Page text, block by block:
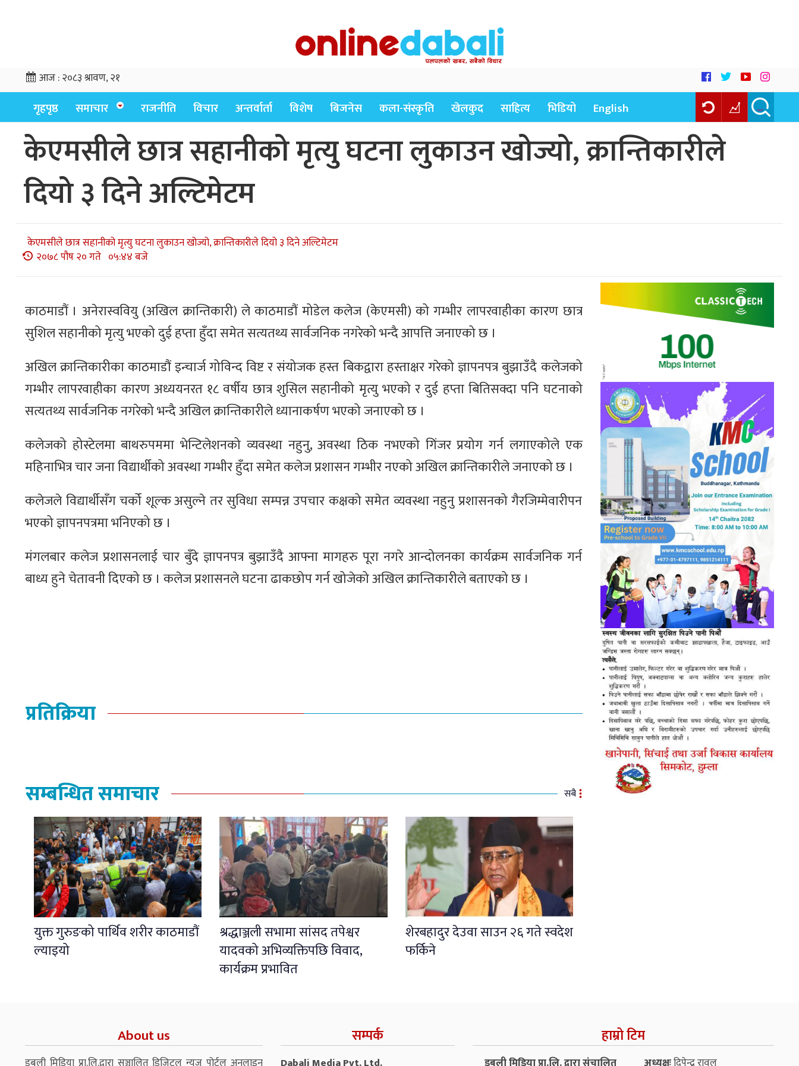
आज :२०८३ श्रावण, २१
गृहपृष्ठ समाचार राजनीति विचार अन्तर्वार्ता विशेष बिजनेस कला-संस्कृति खेलकुद साहित्य भिडियो English
केएमसीले छात्र सहानीको मृत्यु घटना लुकाउन खोज्यो, क्रान्तिकारीले
दियो ३ दिने अल्टिमेटम
केएमसीले छात्र सहानीको मृत्यु घटना लुकाउन खोज्यो, क्रान्तिकारीले दियो ३ दिने अल्टिमेटम
२०७८ पौष २० गते ०५:४४ बजे
काठमाडौं । अनेरास्ववियु (अखिल क्रान्तिकारी) ले काठमाडौं मोडेल कलेज (केएमसी) को गम्भीर लापरवाहीका कारण छात्र
सुशिल सहानीको मृत्यु भएको दुई हप्ता हुँदा समेत सत्यतथ्य सार्वजनिक नगरेको भन्दै आपत्ति जनाएको छ ।
अखिल क्रान्तिकारीका काठमाडौं इन्चार्ज गोविन्द विष्ट र संयोजक हस्त बिकद्वारा हस्ताक्षर गरेको ज्ञापनपत्र बुझाउँदै कलेजको
गम्भीर लापरवाहीका कारण अध्ययनरत १८ वर्षीय छात्र शुसिल सहानीको मृत्यु भएको र दुई हप्ता बितिसक्दा पनि घटनाको
सत्यतथ्य सार्वजनिक नगरेको भन्दै अखिल क्रान्तिकारीले ध्यानाकर्षण भएको जनाएको छ ।
कलेजको होस्टेलमा बाथरुपममा भेन्टिलेशनको व्यवस्था नहुनु, अवस्था ठिक नभएको गिंजर प्रयोग गर्न लगाएकोले एक
महिनाभित्र चार जना विद्यार्थीको अवस्था गम्भीर हुँदा समेत कलेज प्रशासन गम्भीर नएको अखिल क्रान्तिकारीले जनाएको छ ।
कलेजले विद्यार्थीसँग चर्को शूल्क असुल्ने तर सुविधा सम्पन्न उपचार कक्षको समेत व्यवस्था नहुनु प्रशासनको गैरजिम्मेवारीपन
भएको ज्ञापनपत्रमा भनिएको छ ।
मंगलबार कलेज प्रशासनलाई चार बुँदे ज्ञापनपत्र बुझाउँदै आफ्ना मागहरु पूरा नगरे आन्दोलनका कार्यक्रम सार्वजनिक गर्न
बाध्य हुने चेतावनी दिएको छ । कलेज प्रशासनले घटना ढाकछोप गर्न खोजेको अखिल क्रान्तिकारीले बताएको छ ।
प्रतिक्रिया
सम्बन्धित समाचार सबै
युक्त गुरुङको पार्थिव शरीर काठमाडौं
ल्याइयो
श्रद्धाञ्जली सभामा सांसद तपेश्वर
यादवको अभिव्यक्तिपछि विवाद,
कार्यक्रम प्रभावित
शेरबहादुर देउवा साउन २६ गते स्वदेश
फर्किने
About us सम्पर्क हाम्रो टिम